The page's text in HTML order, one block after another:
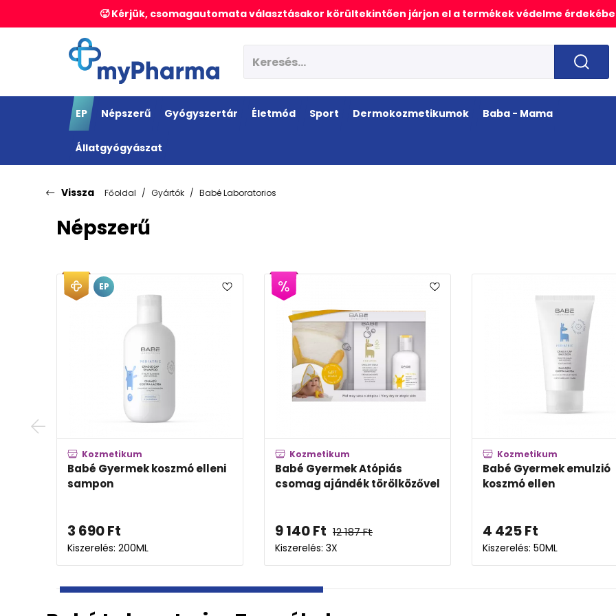
🥵 Kérjük, csomagautomata választásakor körültekintően járjon el a termékek védelme
EP Népszerű Gyógyszertár Életmód Sport Dermokozmetikumok Baba - Mama
Állatgyógyászat
Vissza Főoldal Gyártók Babé Laboratorios
Népszerű
Kozmetikum
Babé Gyermek testápoló
atópiás bőrre
8 592Ft
Kiszerelés: 200ML
EP
Dermokozmetikum
Babé Sun Lip & Cheek Color
Balm SPF 50 Pink
3 394Ft 4 848Ft
Kiszerelés: 20ML
Kozmetikum
Babé Gyermek fürdető
atópiás bőrre
6 589Ft
Kiszerelés: 200ML